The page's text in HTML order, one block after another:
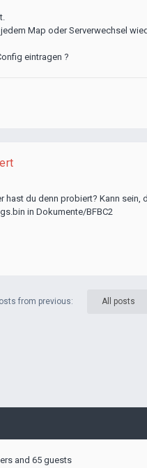
Map oder Serverwechsel
eintragen ?
hast du denn probiert? Kann sein,
in Dokumente/BFBC2
from previous: All posts
and 65 guests